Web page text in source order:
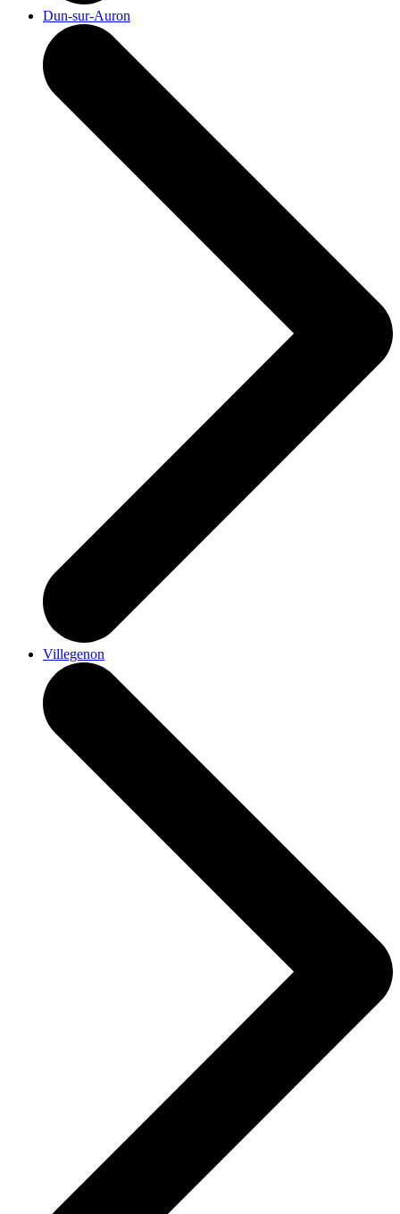
Dun-sur-Auron
Villegenon